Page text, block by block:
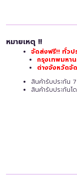
หมายเหตุ !!
จัดส่งฟรี!! ทั่วป
กรุงเทพมหา
ต่างจังหวัดจั
สินค้ารับประกัน
สินค้ารับประกัน